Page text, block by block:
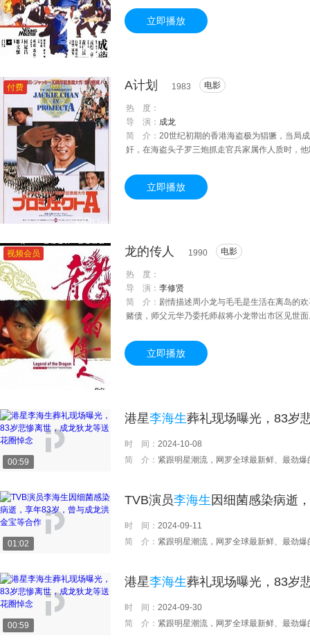
兄弟们嘲笑，可是阿龙在舞狮时却发现与他交手
师傅将大师兄逐出了武馆。阿龙决心要查明真相
立即播放
付费 A计划 1983 电影
热 度：
导 演： 成龙
简 介： 20世纪初期的香港海盗极为猖獗，当局
奸，在海盗头子罗三炮抓走官兵家属作人质时，
立即播放
视频会员 龙的传人 1990 电影
热 度：
导 演： 李修贤
简 介： 剧情描述周小龙与毛毛是生活在离岛的
赌债，师父元华乃委托师叔将小龙带出市区见世
是大屿山大澳村的教头，性格刚直。其子周小龙
逃到大澳，受到周家父子的热情款待，周托阿仁
立即播放
00:59
港星李海生葬礼现场曝光，83岁
时 间： 2024-10-08
简 介： 紧跟明星潮流，网罗全球最新鲜、最劲
01:02
TVB演员李海生 因细菌感染病逝
时 间： 2024-09-11
简 介： 紧跟明星潮流，网罗全球最新鲜、最劲
00:59
港星李海生葬礼现场曝光，83岁
时 间： 2024-09-30
简 介： 紧跟明星潮流，网罗全球最新鲜、最劲